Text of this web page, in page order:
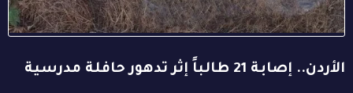
الأردن.. إصابة 21 طالباً إثر تدهور حافلة مدرسية